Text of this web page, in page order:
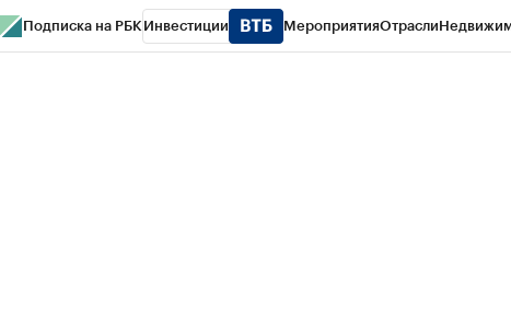
Подписка на РБК Инвестиции МероприятияОтрасли